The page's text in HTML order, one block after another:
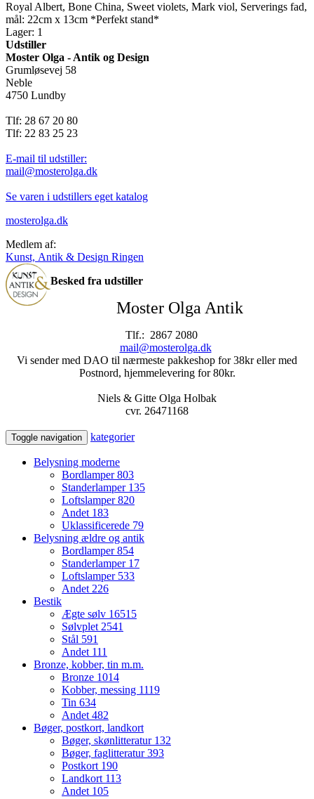
Royal Albert, Bone China, Sweet violets, Mark viol, Serverings fad,
mål: 22cm x 13cm *Perfekt stand*
Lager: 1
Udstiller
Moster Olga - Antik og Design
Grumløsevej 58
Neble
4750 Lundby
Tlf: 28 67 20 80
Tlf: 22 83 25 23
E-mail til udstiller:
mail@mosterolga.dk
Se varen i udstillers eget katalog
mosterolga.dk
Medlem af:
Kunst, Antik & Design Ringen
Besked fra udstiller
Moster Olga Antik
Tlf.: 2867 2080
mail@mosterolga.dk
Vi sender med DAO til nærmeste pakkeshop for 38kr eller med
Postnord, hjemmelevering for 80kr.
Niels & Gitte Olga Holbak
cvr. 26471168
Toggle navigation kategorier
Belysning moderne
Bordlamper803
Standerlamper 135
Loftslamper820
Andet 183
Uklassificerede 79
Belysning ældre og antik
Bordlamper854
Standerlamper 17
Loftslamper 533
Andet226
Bestik
Ægte sølv 16515
Sølvplet2541
Stål 591
Andet 111
Bronze, kobber, tin m.m.
Bronze 1014
Kobber, messing 1119
Tin 634
Andet482
Bøger, postkort, landkort
Bøger, skønlitteratur 132
Bøger, faglitteratur393
Postkort 190
Landkort 113
Andet 105